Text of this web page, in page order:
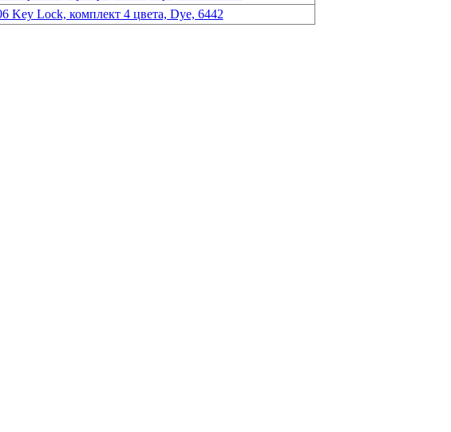
Key Lock, комплект 4 цвета, Dye, 6442